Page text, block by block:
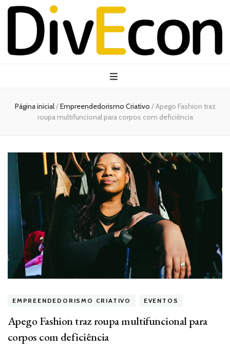
Página inicial/Empreendedorismo Criativo /Apego Fashion traz
roupa multifuncional para corpos com deficiência
EMPREENDEDORISMO CRIATIVO EVENTOS
Apego Fashion traz roupa multifuncional para
corpos com deficiência